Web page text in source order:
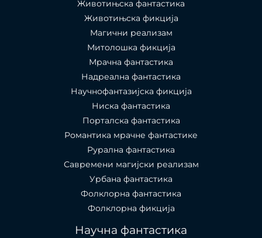
Животињска фантастика
Животињска фикција
Магични реализам
Митолошка фикција
Мрачна фантастика
Надреална фантастика
Научнофантазијска фикција
Ниска фантастика
Порталска фантастика​
Романтика мрачне фантастике
Рурална фантастика
Савремени магијски реализам
Урбана фантастика
Фолклорна фантастика
Фолклорна фикција
Научна фантастика